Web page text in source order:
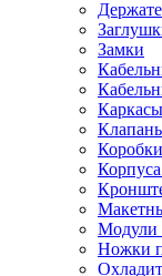
Замки
Модули
Ножки